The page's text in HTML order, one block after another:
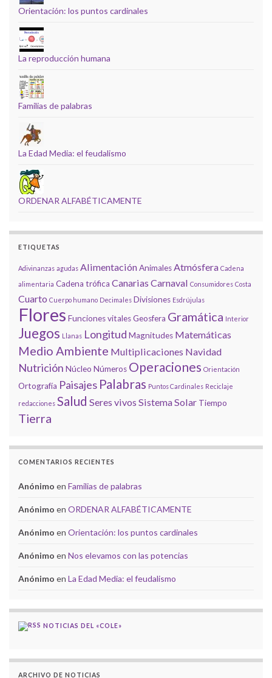
Orientación: los puntos cardinales
La reproducción humana
Familias de palabras
La Edad Media: el feudalismo
ORDENAR ALFABÉTICAMENTE
ETIQUETAS
Adivinanzas agudas AlimentaciónAnimalesAtmósfera Cadena
alimentaria Cadena trófica Canarias Carnaval Consumidores Costa
Cuarto Cuerpo humano Decimales Divisiones Esdrújulas
Flores Funciones vitalesGeosfera Gramática Interior
Juegos Llanas Longitud Magnitudes Matemáticas
Medio Ambiente Multiplicaciones Navidad
Nutrición Núcleo Números Operaciones Orientación
Ortografía Paisajes Palabras Puntos Cardinales Reciclaje
redacciones Salud Seres vivos Sistema Solar Tiempo
Tierra
COMENTARIOS RECIENTES
Anónimo en Familias de palabras
Anónimo en ORDENAR ALFABÉTICAMENTE
Anónimo en Orientación: los puntos cardinales
Anónimo en Nos elevamos con las potencias
Anónimo en La Edad Media: el feudalismo
NOTICIAS DEL «COLE»
ARCHIVO DE NOTICIAS